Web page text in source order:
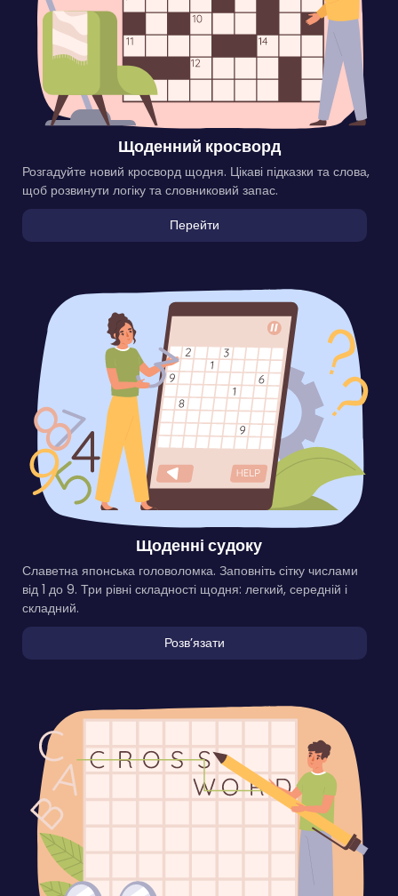
Щоденний кросворд
Розгадуйте новий кросворд щодня. Цікаві підказки та слова,
щоб розвинути логіку та словниковий запас.
Перейти
Щоденні судоку
Славетна японська головоломка. Заповніть сітку числами
від 1 до 9. Три рівні складності щодня: легкий, середній і
складний.
Розвʼязати